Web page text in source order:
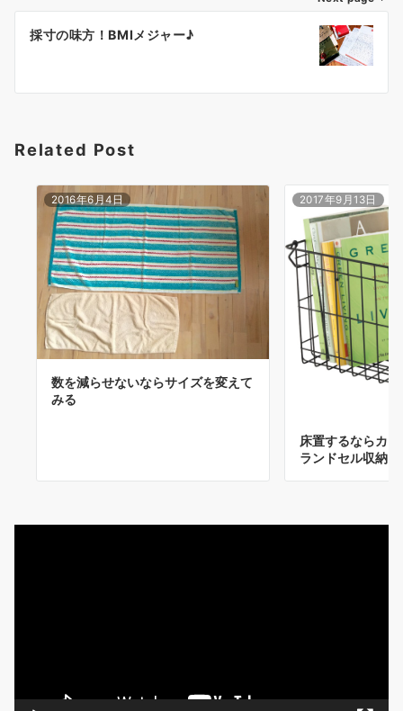
ゲ
シ
ン
採寸の味方！BMIメジャー♪
Related Post
2016年6月4日
数を減らせないならサイズを変えて
みる
2017年9月13日
床置するならカ
ランドセル収納